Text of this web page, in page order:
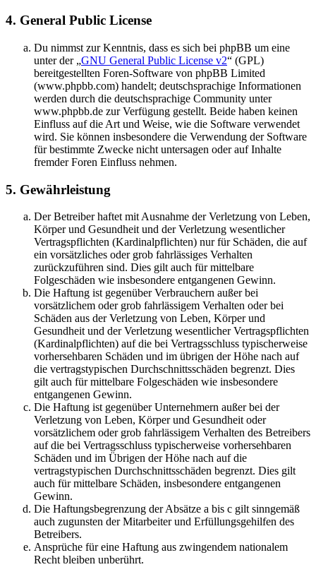
4. General Public License
Du nimmst zur Kenntnis, dass es sich bei phpBB um eine
unter der „GNU General Public License v2“ (GPL)
bereitgestellten Foren-Software von phpBB Limited
(www.phpbb.com) handelt; deutschsprachige Informationen
werden durch die deutschsprachige Community unter
www.phpbb.de zur Verfügung gestellt. Beide haben keinen
Einfluss auf die Art und Weise, wie die Software verwendet
wird. Sie können insbesondere die Verwendung der Software
für bestimmte Zwecke nicht untersagen oder auf Inhalte
fremder Foren Einfluss nehmen.
5. Gewährleistung
Der Betreiber haftet mit Ausnahme der Verletzung von Leben,
Körper und Gesundheit und der Verletzung wesentlicher
Vertragspflichten (Kardinalpflichten) nur für Schäden, die auf
ein vorsätzliches oder grob fahrlässiges Verhalten
zurückzuführen sind. Dies gilt auch für mittelbare
Folgeschäden wie insbesondere entgangenen Gewinn.
Die Haftung ist gegenüber Verbrauchern außer bei
vorsätzlichem oder grob fahrlässigem Verhalten oder bei
Schäden aus der Verletzung von Leben, Körper und
Gesundheit und der Verletzung wesentlicher Vertragspflichten
(Kardinalpflichten) auf die bei Vertragsschluss typischerweise
vorhersehbaren Schäden und im übrigen der Höhe nach auf
die vertragstypischen Durchschnittsschäden begrenzt. Dies
gilt auch für mittelbare Folgeschäden wie insbesondere
entgangenen Gewinn.
Die Haftung ist gegenüber Unternehmern außer bei der
Verletzung von Leben, Körper und Gesundheit oder
vorsätzlichem oder grob fahrlässigem Verhalten des Betreibers
auf die bei Vertragsschluss typischerweise vorhersehbaren
Schäden und im Übrigen der Höhe nach auf die
vertragstypischen Durchschnittsschäden begrenzt. Dies gilt
auch für mittelbare Schäden, insbesondere entgangenen
Gewinn.
Die Haftungsbegrenzung der Absätze a bis c gilt sinngemäß
auch zugunsten der Mitarbeiter und Erfüllungsgehilfen des
Betreibers.
Ansprüche für eine Haftung aus zwingendem nationalem
Recht bleiben unberührt.